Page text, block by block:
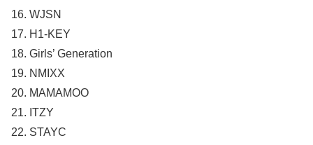
16. WJSN
17. H1-KEY
18. Girls’ Generation
19. NMIXX
20. MAMAMOO
21. ITZY
22. STAYC